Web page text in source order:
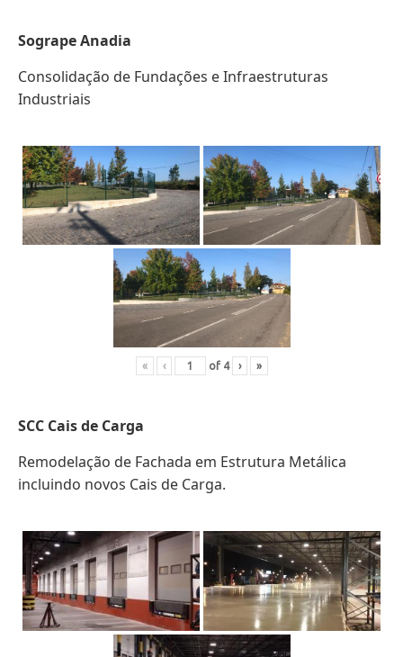
Sogrape Anadia
Consolidação de Fundações e Infraestruturas
Industriais
« ‹ of 4 › »
SCC Cais de Carga
Remodelação de Fachada em Estrutura Metálica
incluindo novos Cais de Carga.